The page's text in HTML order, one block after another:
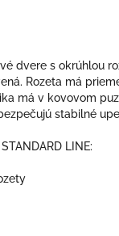
dvere s okrúhlou
Rozeta má
má v kovovom
stabilné
LINE: